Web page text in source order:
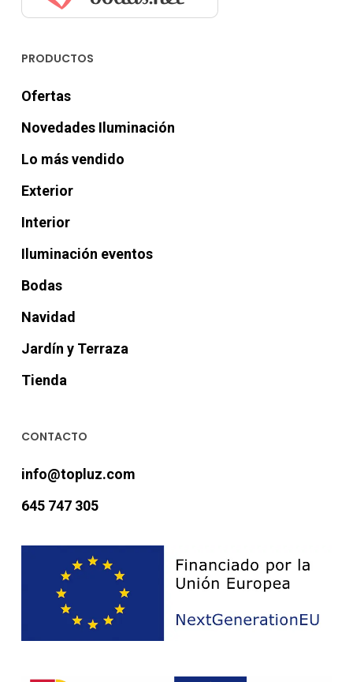
PRODUCTOS
Ofertas
Novedades Iluminación
Lo más vendido
Exterior
Interior
Iluminación eventos
Bodas
Navidad
Jardín y Terraza
Tienda
CONTACTO
info@topluz.com
645 747 305